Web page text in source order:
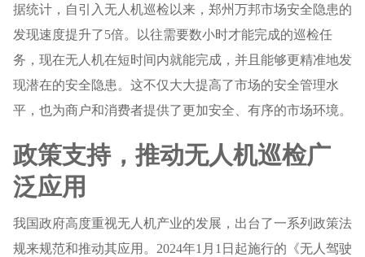
据统计，自引入无人机巡检以来，郑州万邦市场安全隐患的
发现速度提升了5倍。以往需要数小时才能完成的巡检任
务，现在无人机在短时间内就能完成，并且能够更精准地发
现潜在的安全隐患。这不仅大大提高了市场的安全管理水
平，也为商户和消费者提供了更加安全、有序的市场环境。
政策支持，推动无人机巡检广
泛应用
我国政府高度重视无人机产业的发展，出台了一系列政策法
规来规范和推动其应用。2024年1月1日起施行的《无人驾驶